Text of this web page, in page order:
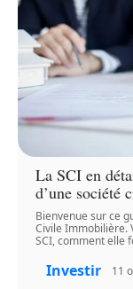
La SCI en
d’une société
Bienvenue sur ce
Civile Immobilière.
SCI, comment elle
Investir 11